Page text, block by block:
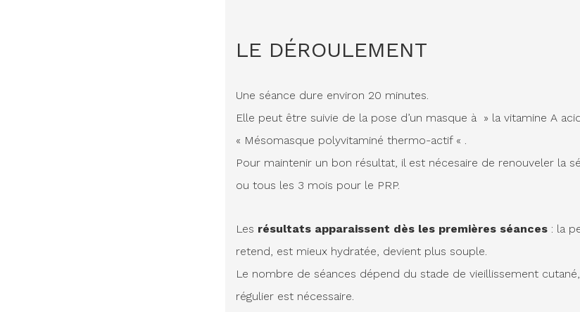
LE DÉROULEMENT
Une séance dure environ 20 minutes.
Elle peut être suivie de la pose d’un masque à » la vitamine A
« Mésomasque polyvitaminé thermo-actif « .
Pour maintenir un bon résultat, il est nécesaire de renouveler la
ou tous les 3 mois pour le PRP.
Les résultats apparaissent dès les premières séances : la
retend, est mieux hydratée, devient plus souple.
Le nombre de séances dépend du stade de vieillissement
régulier est nécessaire.